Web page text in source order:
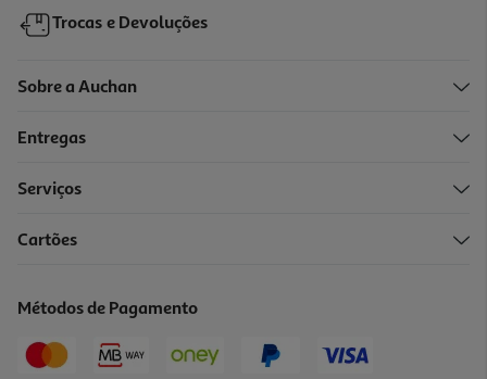
Trocas e Devoluções
Sobre a Auchan
Entregas
Serviços
Cartões
Métodos de Pagamento